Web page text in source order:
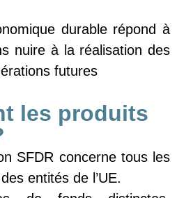
durable répond à
nuire à la réalisation des
futures
les produits
SFDR concerne tous les
entités de l’UE.